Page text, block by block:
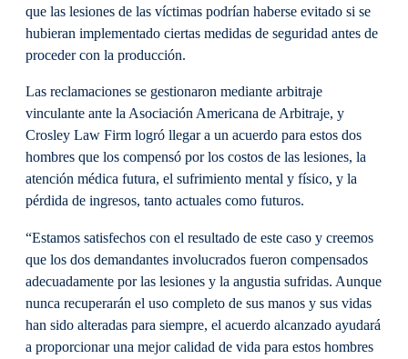
que las lesiones de las víctimas podrían haberse evitado si se
hubieran implementado ciertas medidas de seguridad antes de
proceder con la producción.
Las reclamaciones se gestionaron mediante arbitraje
vinculante ante la Asociación Americana de Arbitraje, y
Crosley Law Firm logró llegar a un acuerdo para estos dos
hombres que los compensó por los costos de las lesiones, la
atención médica futura, el sufrimiento mental y físico, y la
pérdida de ingresos, tanto actuales como futuros.
“Estamos satisfechos con el resultado de este caso y creemos
que los dos demandantes involucrados fueron compensados
adecuadamente por las lesiones y la angustia sufridas. Aunque
nunca recuperarán el uso completo de sus manos y sus vidas
han sido alteradas para siempre, el acuerdo alcanzado ayudará
a proporcionar una mejor calidad de vida para estos hombres